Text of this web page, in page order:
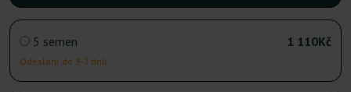
5 semen
Odeslání do 3-7 dnů
1 110Kč